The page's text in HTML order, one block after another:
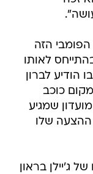
הזה
לאותו
מפורסם מ-2010 שבו הודיע לברון
כוכב
שמגיע
ההצעה שלו
ג'יילן בראון